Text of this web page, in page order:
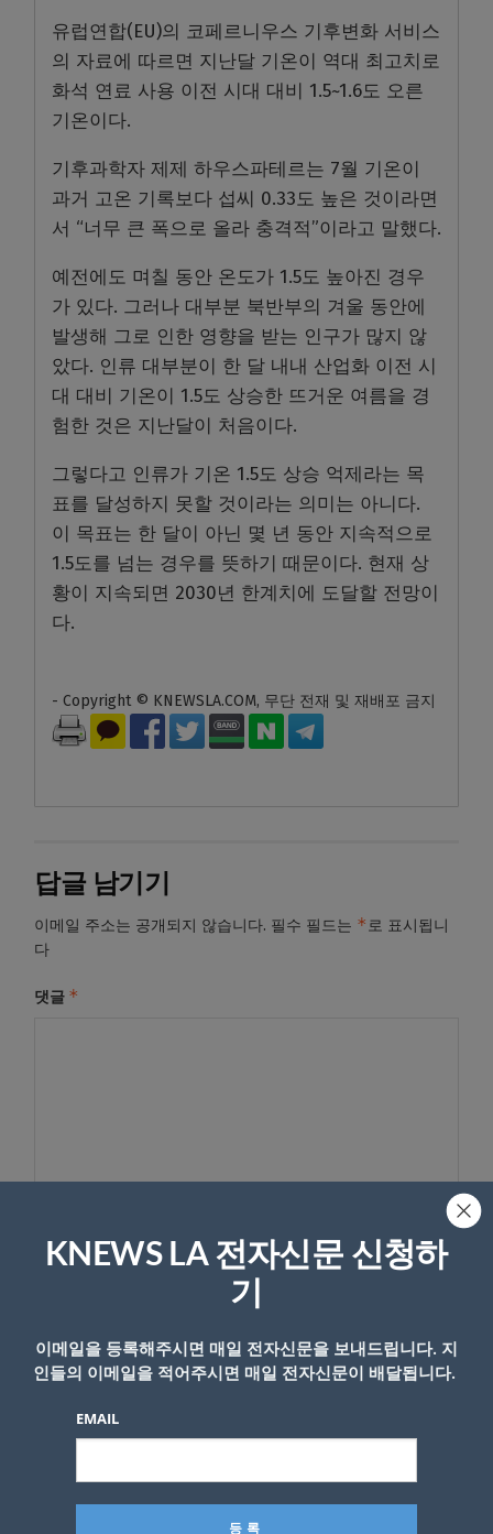
유럽연합(EU)의 코페르니우스 기후변화 서비스
의 자료에 따르면 지난달 기온이 역대 최고치로
화석 연료 사용 이전 시대 대비 1.5~1.6도 오른
기온이다.
기후과학자 제제 하우스파테르는 7월 기온이
과거 고온 기록보다 섭씨 0.33도 높은 것이라면
서 “너무 큰 폭으로 올라 충격적”이라고 말했다.
예전에도 며칠 동안 온도가 1.5도 높아진 경우
가 있다. 그러나 대부분 북반부의 겨울 동안에
발생해 그로 인한 영향을 받는 인구가 많지 않
았다. 인류 대부분이 한 달 내내 산업화 이전 시
대 대비 기온이 1.5도 상승한 뜨거운 여름을 경
험한 것은 지난달이 처음이다.
그렇다고 인류가 기온 1.5도 상승 억제라는 목
표를 달성하지 못할 것이라는 의미는 아니다.
이 목표는 한 달이 아닌 몇 년 동안 지속적으로
1.5도를 넘는 경우를 뜻하기 때문이다. 현재 상
황이 지속되면 2030년 한계치에 도달할 전망이
다.
- Copyright © KNEWSLA.COM, 무단 전재 및 재배포 금지
답글 남기기
이메일 주소는 공개되지 않습니다. 필수 필드는 *로 표시됩니
다
댓글 *
이름
KNEWS LA 전자신문 신청하
기
이메일을 등록해주시면 매일 전자신문을 보내드립니다. 지
인들의 이메일을 적어주시면 매일 전자신문이 배달됩니다.
EMAIL